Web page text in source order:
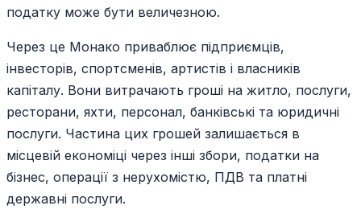
податку може бути величезною.
Через це Монако приваблює підприємців,
інвесторів, спортсменів, артистів і власників
капіталу. Вони витрачають гроші на житло, послуги,
ресторани, яхти, персонал, банківські та юридичні
послуги. Частина цих грошей залишається в
місцевій економіці через інші збори, податки на
бізнес, операції з нерухомістю, ПДВ та платні
державні послуги.